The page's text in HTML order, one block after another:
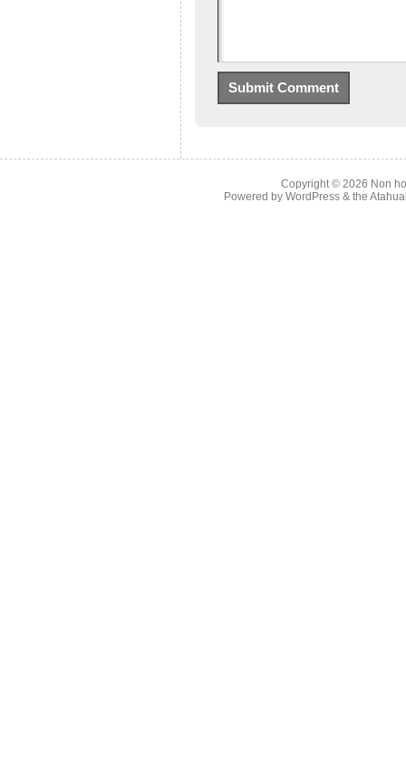
Copyright © 2026 Non
Powered by WordPress & the